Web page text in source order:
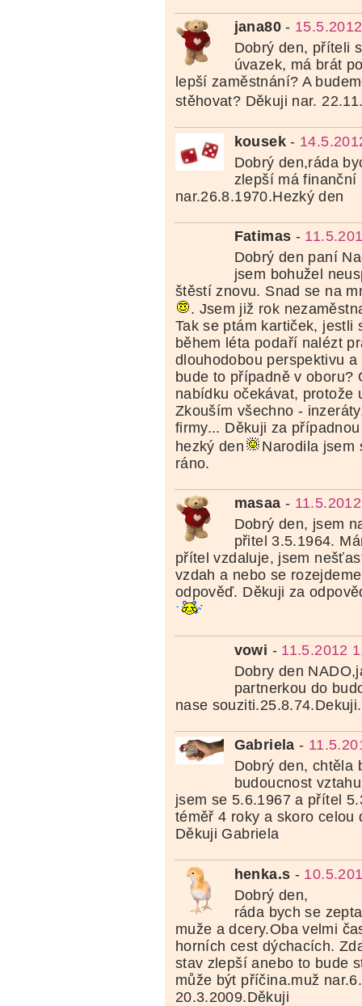
jana80-
Dobrý den, příteli
úvazek, má brát
lepší zaměstnání? A
stěhovat? Děkuji nar.
kousek-
Dobrý den,ráda
zlepší má finanční
nar.26.8.1970.Hezký den
Fatimas -
Dobrý den paní
jsem bohužel
štěstí znovu. Snad se na
. Jsem již rok
Tak se ptám kartiček, jestli
během léta podaří nalézt
dlouhodobou perspektivu
bude to případně v oboru?
nabídku očekávat, protože
Zkouším všechno -
firmy... Děkuji za
hezký den
Narodila jsem
ráno.
masaa -
Dobrý den, jsem
přitel 3.5.1964.
přítel vzdaluje, jsem
vzdah a nebo se
odpověď. Děkuji za
vowi - 11.5.2012
Dobry den
partnerkou do
nase souziti.25.8.74.Dekuji.
Gabriela -
Dobrý den, chtěla
budoucnost
jsem se 5.6.1967 a přítel
téměř 4 roky a skoro celou
Děkuji Gabriela
henka.s -
Dobrý den,
ráda bych se
muže a dcery.Oba velmi
horních cest dýchacích.
stav zlepší anebo to bude
může být příčina.muž
20.3.2009.Děkuji